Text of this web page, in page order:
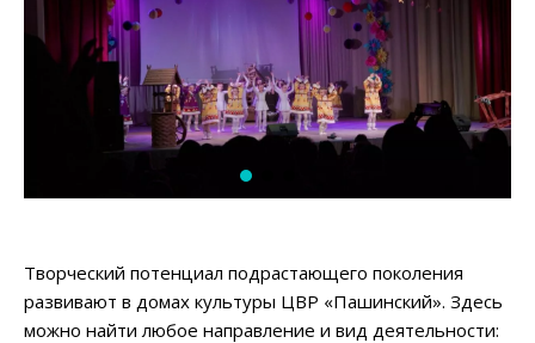
Творческий потенциал подрастающего поколения
развивают в домах культуры ЦВР «Пашинский». Здесь
можно найти любое направление и вид деятельности: